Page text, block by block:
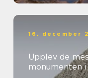
16. december
Upplev de
monumenten